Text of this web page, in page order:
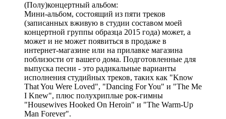
(Полу)концертный альбом:
Мини-альбом, состоящий из пяти треков
(записанных вживую в студии составом моей
концертной группы образца 2015 года) может, а
может и не может появиться в продаже в
интернет-магазине или на прилавке магазина
поблизости от вашего дома. Подготовленные для
выпуска песни - это радикальные варианты
исполнения студийных треков, таких как "Know
That You Were Loved", "Dancing For You" и "The Me
I Knew", плюс полухриплые рок-гимны
"Housewives Hooked On Heroin" и "The Warm-Up
Man Forever".